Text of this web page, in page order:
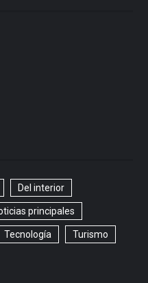
Del interior
principales
Tecnología Turismo